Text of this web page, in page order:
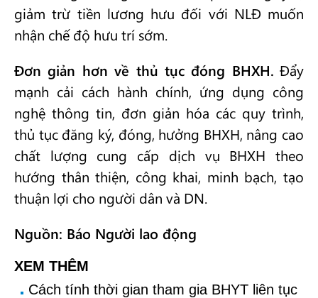
giảm trừ tiền lương hưu đối với NLĐ muốn
nhận chế độ hưu trí sớm.
Đơn giản hơn về thủ tục đóng BHXH. Đẩy
mạnh cải cách hành chính, ứng dụng công
nghệ thông tin, đơn giản hóa các quy trình,
thủ tục đăng ký, đóng, hưởng BHXH, nâng cao
chất lượng cung cấp dịch vụ BHXH theo
hướng thân thiện, công khai, minh bạch, tạo
thuận lợi cho người dân và DN.
Nguồn: Báo Người lao động
XEM THÊM
Cách tính thời gian tham gia BHYT liên tục